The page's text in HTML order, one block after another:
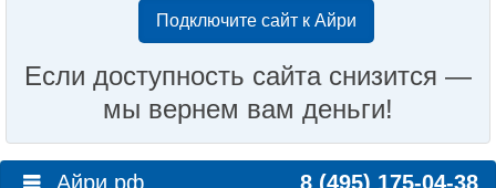
Подключите сайт к Айри
Если доступность сайта снизится —
мы вернем вам деньги!
Айри.рф 8 (495) 175-04-38